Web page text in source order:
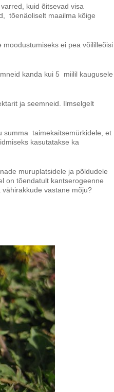
kuid õitsevad visa
tõenäoliselt maailma kõige
ei pea võililleõisi
kanda kui 5 miilil kaugusele
ja seemneid. Ilmselgelt
summa taimekaitsemürkidele, et
kasutatakse ka
muruplatsidele ja põldudele
on tõendatult kantserogeenne
vastane mõju?